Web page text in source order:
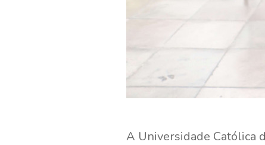
A Universidade Católica